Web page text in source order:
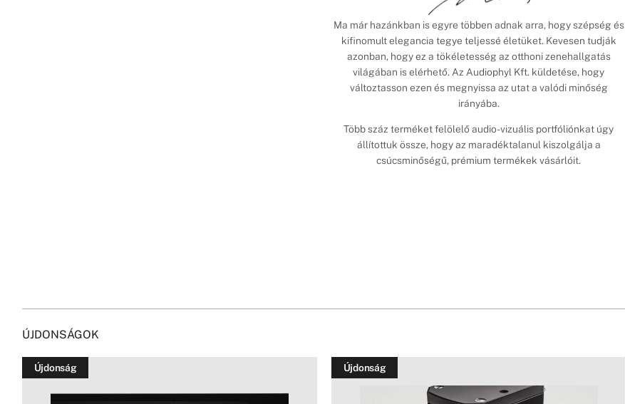
Ma már hazánkban is egyre többen adnak arra, hogy szépség és
kifinomult elegancia tegye teljessé életüket. Kevesen tudják
azonban, hogy ez a tökéletesség az otthoni zenehallgatás
világában is elérhető. Az Audiophyl Kft. küldetése, hogy
változtasson ezen és megnyissa az utat a valódi minőség
irányába.
Több száz terméket felölelő audio-vizuális portfóliónkat úgy
állítottuk össze, hogy az maradéktalanul kiszolgálja a
csúcsminőségű, prémium termékek vásárlóit.
ÚJDONSÁGOK
Újdonság Újdonság